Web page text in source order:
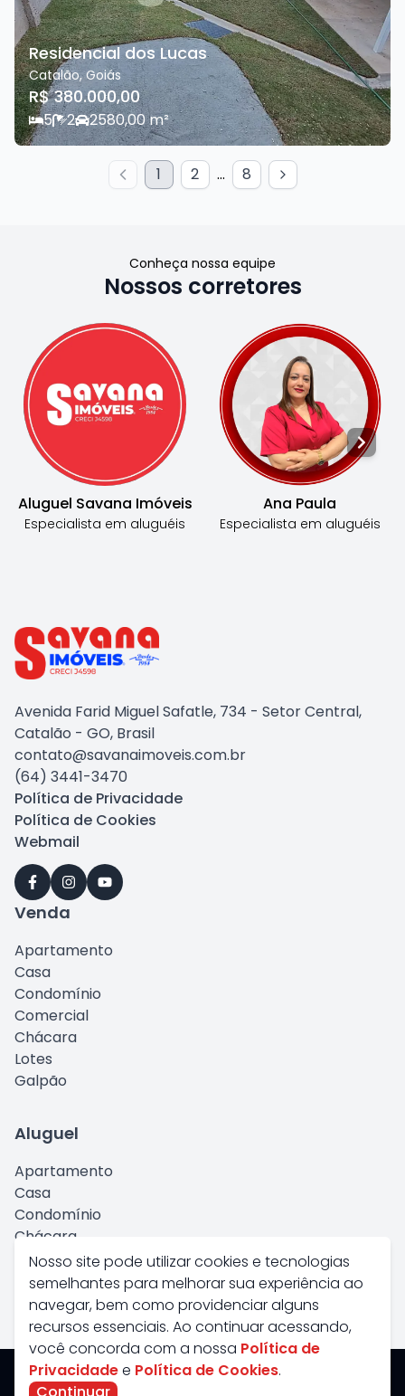
Residencial dos Lucas
Catalão,Goiás
R$ 380.000,00
5 2 2580,00m²
1 2 ... 8
Conheça nossa equipe
Nossos corretores
Aluguel Savana Imóveis
Especialista em aluguéis
Ana Paula
Especialista em aluguéis
Nosso site pode utilizar cookies e tecnologias
semelhantes para melhorar sua experiência ao
navegar, bem como providenciar alguns
recursos essenciais. Ao continuar acessando,
você concorda com a nossa Política de
Privacidadee Política de Cookies.
Avenida Farid Miguel Safatle, 734 - Setor Central,
Catalão - GO, Brasil
contato@savanaimoveis.com.br
(64) 3441-3470
Política de Privacidade
Política de Cookies
Webmail
Venda
Apartamento
Casa
Condomínio
Comercial
Chácara
Lotes
Galpão
Aluguel
Apartamento
Casa
Condomínio
Chácara
Comercial
Kitnet
Galpão
Savana Imoveis - Todos os Direitos Reservados